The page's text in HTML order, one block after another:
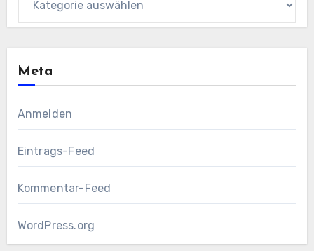
Meta
Anmelden
Eintrags-Feed
Kommentar-Feed
WordPress.org